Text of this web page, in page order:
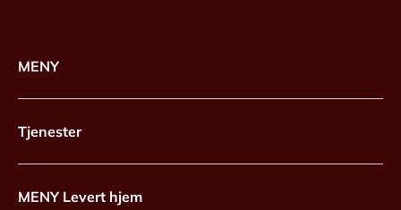
MENY
Tjenester
MENY Levert hjem